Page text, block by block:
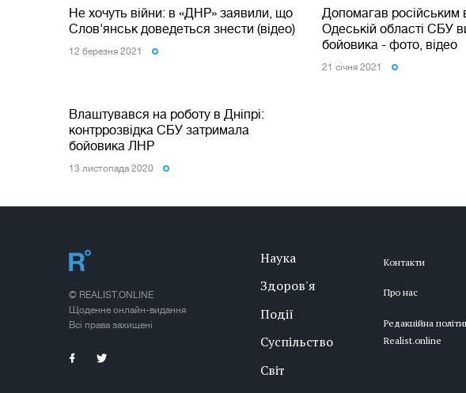
Не хочуть війни: в «ДНР» заявили, що
Слов'янськ доведеться знести (відео)
12 березня 2021
Допомагав російським
Одеській області СБУ
бойовика - фото, відео
21 сiчня 2021
Влаштувався на роботу в Дніпрі:
контррозвідка СБУ затримала
бойовика ЛНР
13 листопада 2020
© REALIST.ONLINE
Щоденне онлайн-видання
Всі права захищені
Наука
Здоров'я
Події
Суспільство
Світ
Контакти
Про нас
Редакційна
Realist.online